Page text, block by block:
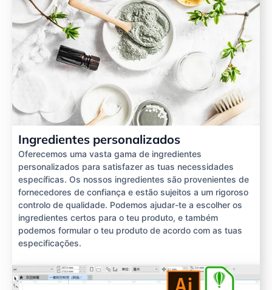
Ingredientes personalizados
Oferecemos uma vasta gama de ingredientes
personalizados para satisfazer as tuas necessidades
específicas. Os nossos ingredientes são provenientes de
fornecedores de confiança e estão sujeitos a um rigoroso
controlo de qualidade. Podemos ajudar-te a escolher os
ingredientes certos para o teu produto, e também
podemos formular o teu produto de acordo com as tuas
especificações.